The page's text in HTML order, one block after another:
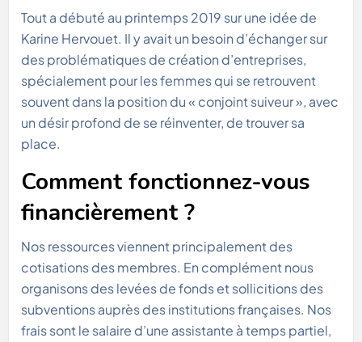
Tout a débuté au printemps 2019 sur une idée de
Karine Hervouet. Il y avait un besoin d’échanger sur
des problématiques de création d’entreprises,
spécialement pour les femmes qui se retrouvent
souvent dans la position du « conjoint suiveur », avec
un désir profond de se réinventer, de trouver sa
place.
Comment fonctionnez-vous
financièrement ?
Nos ressources viennent principalement des
cotisations des membres. En complément nous
organisons des levées de fonds et sollicitions des
subventions auprès des institutions françaises. Nos
frais sont le salaire d’une assistante à temps partiel,